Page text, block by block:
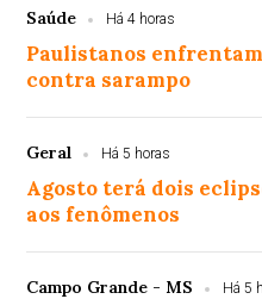
Saúde Há 4 horas
Paulistanos
contra sarampo
Geral Há 5 horas
Agosto terá dois
aos fenômenos
Campo Grande - MS Há 5